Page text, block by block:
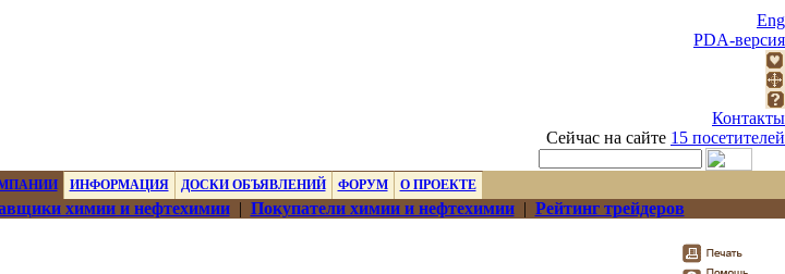
Eng
PDA-версия
Контакты
Сейчас на сайте 15 посетителей
ИНФОРМАЦИЯ ДОСКИ ОБЪЯВЛЕНИЙ ФОРУМ О ПРОЕКТЕ
химии и нефтехимии| Покупатели химии и нефтехимии| Рейтинг трейдеров